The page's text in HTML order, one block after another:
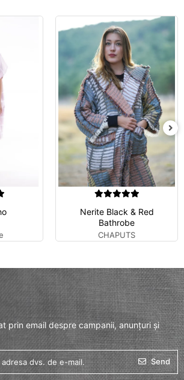
Nerite Black & Red
Bathrobe
CHAPUTS
prin email despre campanii, anunțuri și
Send